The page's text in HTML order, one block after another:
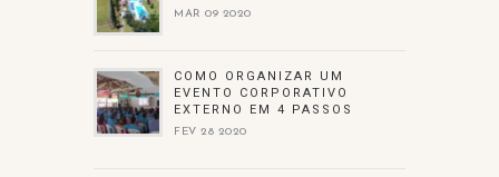
MAR 09 2020
COMO ORGANIZAR UM
EVENTO CORPORATIVO
EXTERNO EM 4 PASSOS
FEV 28 2020